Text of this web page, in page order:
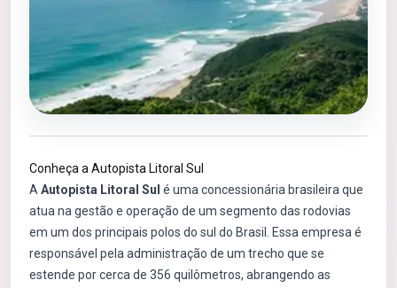
Conheça a Autopista Litoral Sul
A Autopista Litoral Sul é uma concessionária brasileira que
atua na gestão e operação de um segmento das rodovias
em um dos principais polos do sul do Brasil. Essa empresa é
responsável pela administração de um trecho que se
estende por cerca de 356 quilômetros, abrangendo as